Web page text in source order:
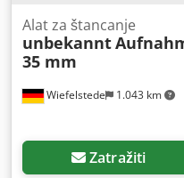
Wiefelstede 1.043 km
Alat za štancanje
unbekannt
35 mm
Zatražiti